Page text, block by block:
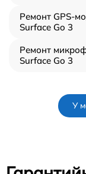
Ремонт GPS-
Surface Go 3
Ремонт
Surface Go 3
У